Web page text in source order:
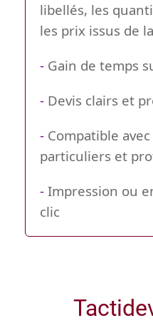
libellés, les
les prix issus de
- Gain de temps
- Devis clairs et
- Compatible
particuliers et
- Impression ou
clic